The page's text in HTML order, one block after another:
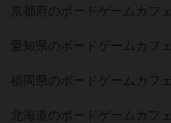
京都府のボードゲームカフェ
愛知県のボードゲームカフェ
福岡県のボードゲームカフェ
北海道のボードゲームカフェ